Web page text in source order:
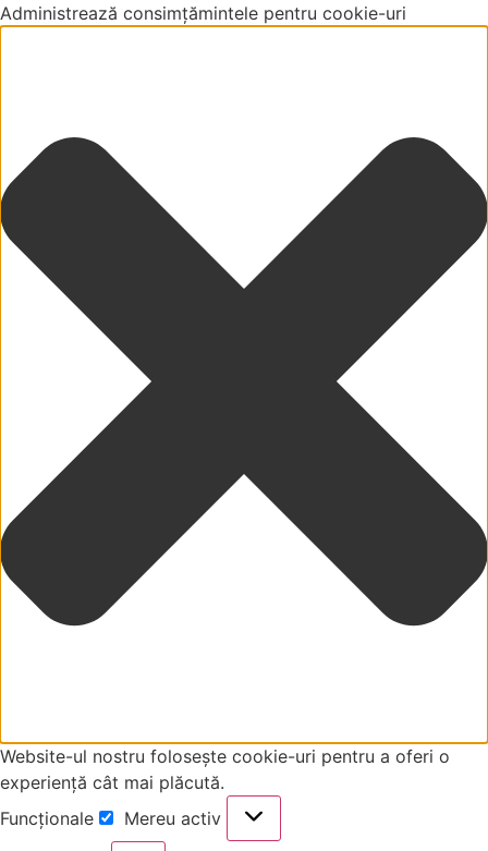
Administrează consimțămintele pentru cookie-uri
Website-ul nostru folosește cookie-uri pentru a oferi o
experiență cât mai plăcută.
Funcționale
Funcționale
Mereu activ